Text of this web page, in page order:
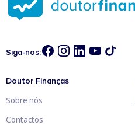
Siga-nos:
Doutor Finanças
Sobre nós
Contactos